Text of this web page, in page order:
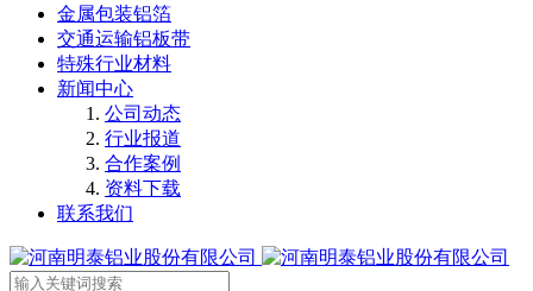
金属包装铝箔
交通运输铝板带
特殊行业材料
新闻中心
公司动态
行业报道
合作案例
资料下载
联系我们